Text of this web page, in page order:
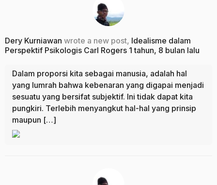
Dery Kurniawan wrote a new post, Idealisme dalam
Perspektif Psikologis Carl Rogers 1 tahun, 8 bulan lalu
Dalam proporsi kita sebagai manusia, adalah hal
yang lumrah bahwa kebenaran yang digapai menjadi
sesuatu yang bersifat subjektif. Ini tidak dapat kita
pungkiri. Terlebih menyangkut hal-hal yang prinsip
maupun […]